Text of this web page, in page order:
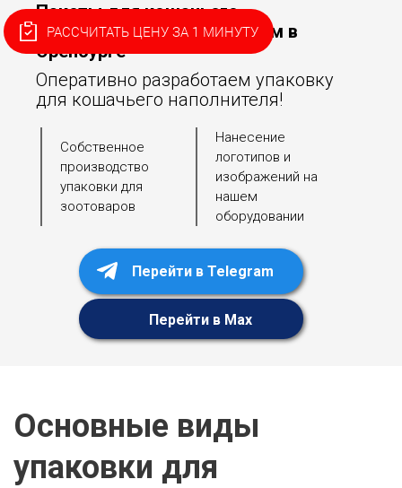
Пакеты для кошачьего
наполнителя на заказ оптом в
Оренбурге
Оперативно разработаем упаковку
для кошачьего наполнителя!
Собственное
производство
упаковки для
зоотоваров
Нанесение
логотипов и
изображений на
нашем
оборудовании
Перейти в Telegram
Перейти в Max
Основные виды
упаковки для
РАССЧИТАТЬ ЦЕНУ ЗА 1 МИНУТУ